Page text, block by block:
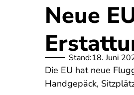
Neue
Stand:18. Juni
Die EU hat neue
Handgepäck,